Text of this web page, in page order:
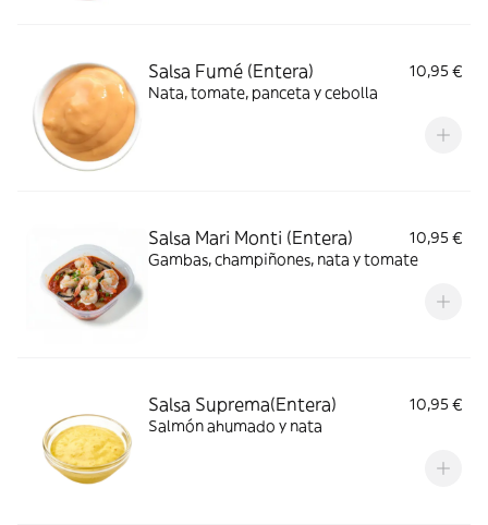
Salsa Fumé (Entera)
10,95 €
Nata, tomate, panceta y cebolla
Salsa Mari Monti (Entera)
10,95 €
Gambas, champiñones, nata y tomate
Salsa Suprema(Entera)
10,95 €
Salmón ahumado y nata